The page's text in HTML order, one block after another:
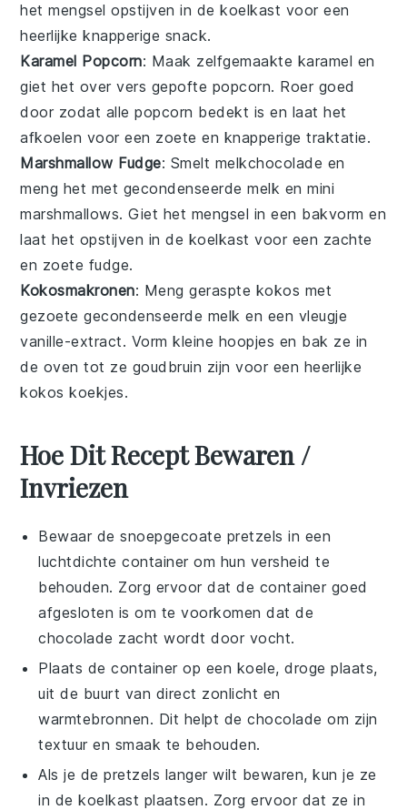
het mengsel opstijven in de koelkast voor een
heerlijke knapperige snack.
Karamel Popcorn: Maak zelfgemaakte karamel en
giet het over vers gepofte popcorn. Roer goed
door zodat alle popcorn bedekt is en laat het
afkoelen voor een zoete en knapperige traktatie.
Marshmallow Fudge: Smelt melkchocolade en
meng het met gecondenseerde melk en mini
marshmallows. Giet het mengsel in een bakvorm en
laat het opstijven in de koelkast voor een zachte
en zoete fudge.
Kokosmakronen: Meng geraspte kokos met
gezoete gecondenseerde melk en een vleugje
vanille-extract. Vorm kleine hoopjes en bak ze in
de oven tot ze goudbruin zijn voor een heerlijke
kokos koekjes.
Hoe Dit Recept Bewaren /
Invriezen
Bewaar desnoepgecoate pretzels in een
luchtdichte container om hun versheid te
behouden. Zorg ervoor dat de container goed
afgesloten is om te voorkomen dat de
chocolade zacht wordt door vocht.
Plaats de container op een koele, droge plaats,
uit de buurt van direct zonlicht en
warmtebronnen. Dit helpt dechocolade om zijn
textuur en smaak te behouden.
Als je de pretzels langer wilt bewaren, kun je ze
in de koelkast plaatsen. Zorg ervoor dat ze in